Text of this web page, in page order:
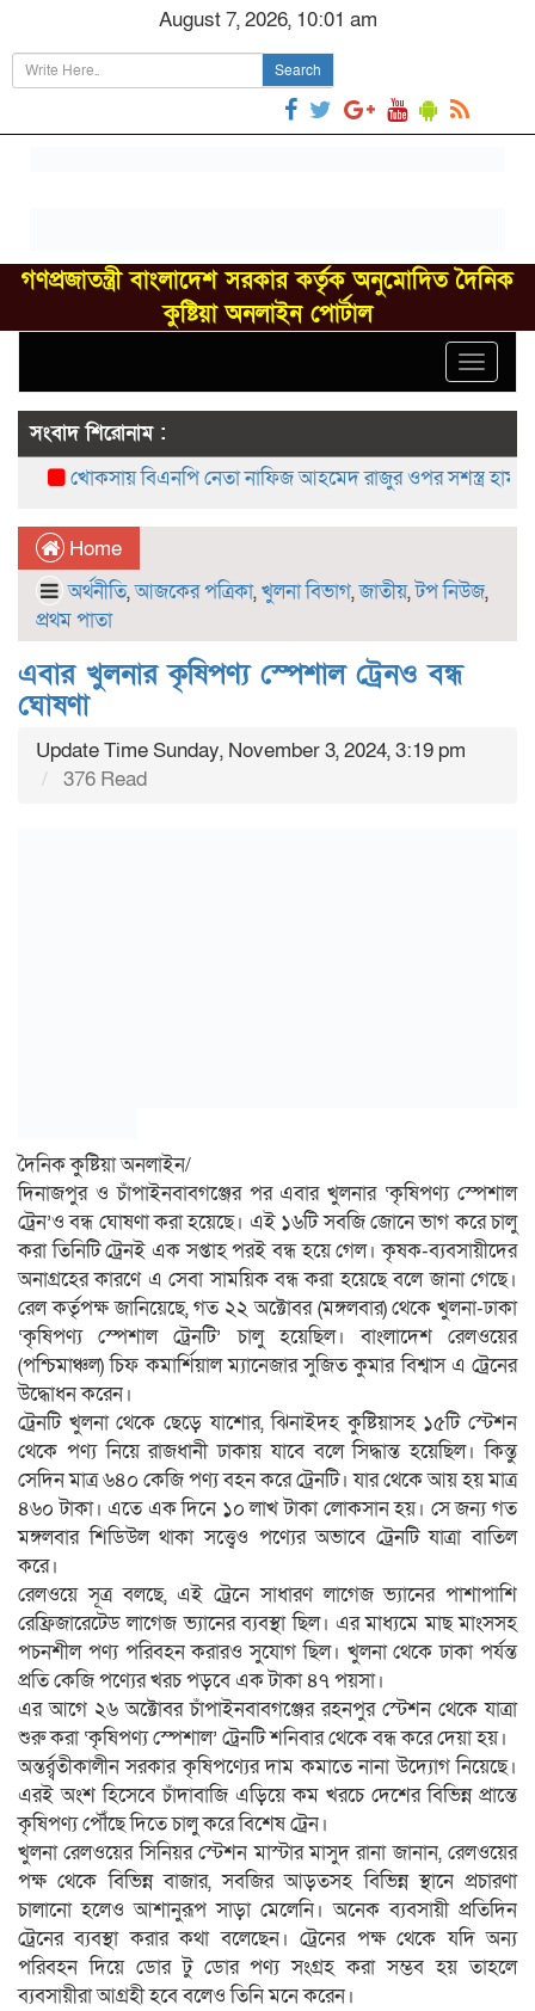
August 7, 2026, 10:01 am
Search
গণপ্রজাতন্ত্রী বাংলাদেশ সরকার কর্তৃক অনুমোদিত দৈনিক
কুষ্টিয়া অনলাইন পোর্টাল
Toggle
সংবাদ শিরোনাম :
খোকসায় বিএনপি নেতা নাফিজ আহমেদ রাজুর ওপর সশস্ত্র হামলা,
Home
অর্থনীতি,আজকের পত্রিকা,খুলনা বিভাগ,জাতীয়,টপ নিউজ,
প্রথম পাতা
এবার খুলনার কৃষিপণ্য স্পেশাল ট্রেনও বন্ধ
ঘোষণা
Update Time Sunday, November 3, 2024, 3:19 pm
376 Read
দৈনিক কুষ্টিয়া অনলাইন/
দিনাজপুর ও চাঁপাইনবাবগঞ্জের পর এবার খুলনার ‘কৃষিপণ্য স্পেশাল
ট্রেন’ও বন্ধ ঘোষণা করা হয়েছে। এই ১৬টি সবজি জোনে ভাগ করে চালু
করা তিনিটি ট্রেনই এক সপ্তাহ পরই বন্ধ হয়ে গেল। কৃষক-ব্যবসায়ীদের
অনাগ্রহের কারণে এ সেবা সাময়িক বন্ধ করা হয়েছে বলে জানা গেছে।
রেল কর্তৃপক্ষ জানিয়েছে, গত ২২ অক্টোবর (মঙ্গলবার) থেকে খুলনা-ঢাকা
‘কৃষিপণ্য স্পেশাল ট্রেনটি’ চালু হয়েছিল। বাংলাদেশ রেলওয়ের
(পশ্চিমাঞ্চল) চিফ কমার্শিয়াল ম্যানেজার সুজিত কুমার বিশ্বাস এ ট্রেনের
উদ্ধোধন করেন।
ট্রেনটি খুলনা থেকে ছেড়ে যাশোর, ঝিনাইদহ কুষ্টিয়াসহ ১৫টি স্টেশন
থেকে পণ্য নিয়ে রাজধানী ঢাকায় যাবে বলে সিদ্ধান্ত হয়েছিল। কিন্তু
সেদিন মাত্র ৬৪০ কেজি পণ্য বহন করে ট্রেনটি। যার থেকে আয় হয় মাত্র
৪৬০ টাকা। এতে এক দিনে ১০ লাখ টাকা লোকসান হয়। সে জন্য গত
মঙ্গলবার শিডিউল থাকা সত্ত্বেও পণ্যের অভাবে ট্রেনটি যাত্রা বাতিল
করে।
রেলওয়ে সূত্র বলছে, এই ট্রেনে সাধারণ লাগেজ ভ্যানের পাশাপাশি
রেফ্রিজারেটেড লাগেজ ভ্যানের ব্যবস্থা ছিল। এর মাধ্যমে মাছ মাংসসহ
পচনশীল পণ্য পরিবহন করারও সুযোগ ছিল। খুলনা থেকে ঢাকা পর্যন্ত
প্রতি কেজি পণ্যের খরচ পড়বে এক টাকা ৪৭ পয়সা।
এর আগে ২৬ অক্টোবর চাঁপাইনবাবগঞ্জের রহনপুর স্টেশন থেকে যাত্রা
শুরু করা ‘কৃষিপণ্য স্পেশাল’ ট্রেনটি শনিবার থেকে বন্ধ করে দেয়া হয়।
অন্তর্র্বতীকালীন সরকার কৃষিপণ্যের দাম কমাতে নানা উদ্যোগ নিয়েছে।
এরই অংশ হিসেবে চাঁদাবাজি এড়িয়ে কম খরচে দেশের বিভিন্ন প্রান্তে
কৃষিপণ্য পৌঁছে দিতে চালু করে বিশেষ ট্রেন।
খুলনা রেলওয়ের সিনিয়র স্টেশন মাস্টার মাসুদ রানা জানান, রেলওয়ের
পক্ষ থেকে বিভিন্ন বাজার, সবজির আড়তসহ বিভিন্ন স্থানে প্রচারণা
চালানো হলেও আশানুরূপ সাড়া মেলেনি। অনেক ব্যবসায়ী প্রতিদিন
ট্রেনের ব্যবস্থা করার কথা বলেছেন। ট্রেনের পক্ষ থেকে যদি অন্য
পরিবহন দিয়ে ডোর টু ডোর পণ্য সংগ্রহ করা সম্ভব হয় তাহলে
ব্যবসায়ীরা আগ্রহী হবে বলেও তিনি মনে করেন।